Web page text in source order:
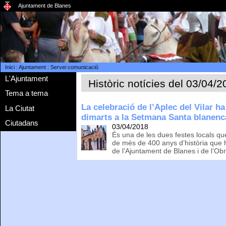
Ajuntament de Blanes
Inici: Ajuntament: Servei comunicació
L'Ajuntament
Tema a tema
La Ciutat
Ciutadans
Històric notícies del 03/04/
La celebració de l’Aplec del Vilar
dimarts a la Setmana Santa
03/04/2018
És una de les dues festes locals
de més de 400 anys d’història
de l’Ajuntament de Blanes i de